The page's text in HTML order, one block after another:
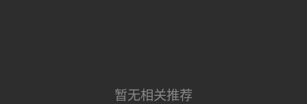
暂无相关推荐